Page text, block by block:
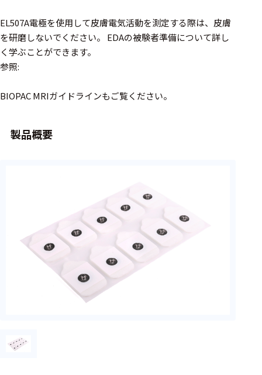
スイッチ
センサ・信号処
理関連
信号処理
モジュー
ソフトウ
測定・計測関連
EL507A電極を使用して皮膚電気活動を測定する際は、皮膚
を研磨しないでください。 EDAの被験者準備について詳し
く学ぶことができます。
参照:
BIOPAC MRIガイドラインもご覧ください。
製品概要